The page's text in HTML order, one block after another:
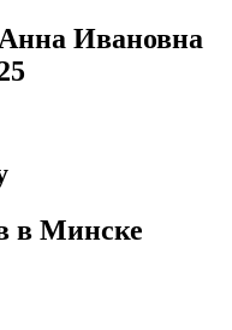
Ивановна
в Минске